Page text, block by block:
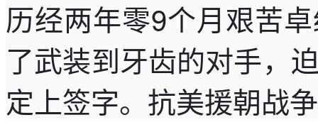
历经两年零9个月艰苦
了武装到牙齿的对手，
定上签字。抗美援朝战